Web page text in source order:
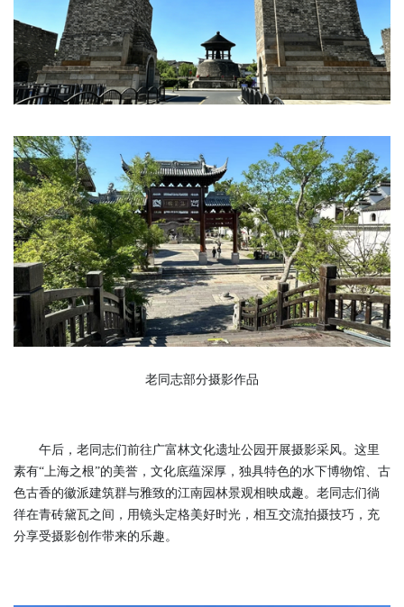
老同志部分摄影作品
午后，老同志们前往广富林文化遗址公园开展摄影采风。这里
素有“上海之根”的美誉，文化底蕴深厚，独具特色的水下博物馆、古
色古香的徽派建筑群与雅致的江南园林景观相映成趣。老同志们徜
徉在青砖黛瓦之间，用镜头定格美好时光，相互交流拍摄技巧，充
分享受摄影创作带来的乐趣。